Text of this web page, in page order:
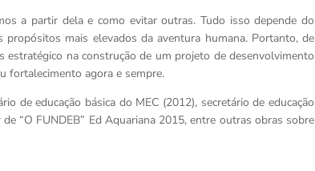
a partir dela e como evitar outras. Tudo isso depende do
mais elevados da aventura humana. Portanto, de
na construção de um projeto de desenvolvimento
fortalecimento agora e sempre.
de educação básica do MEC (2012), secretário de educação
“O FUNDEB” Ed Aquariana 2015, entre outras obras sobre